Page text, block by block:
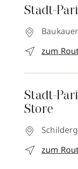
Stadt-
zum
Stadt-
Store
zum